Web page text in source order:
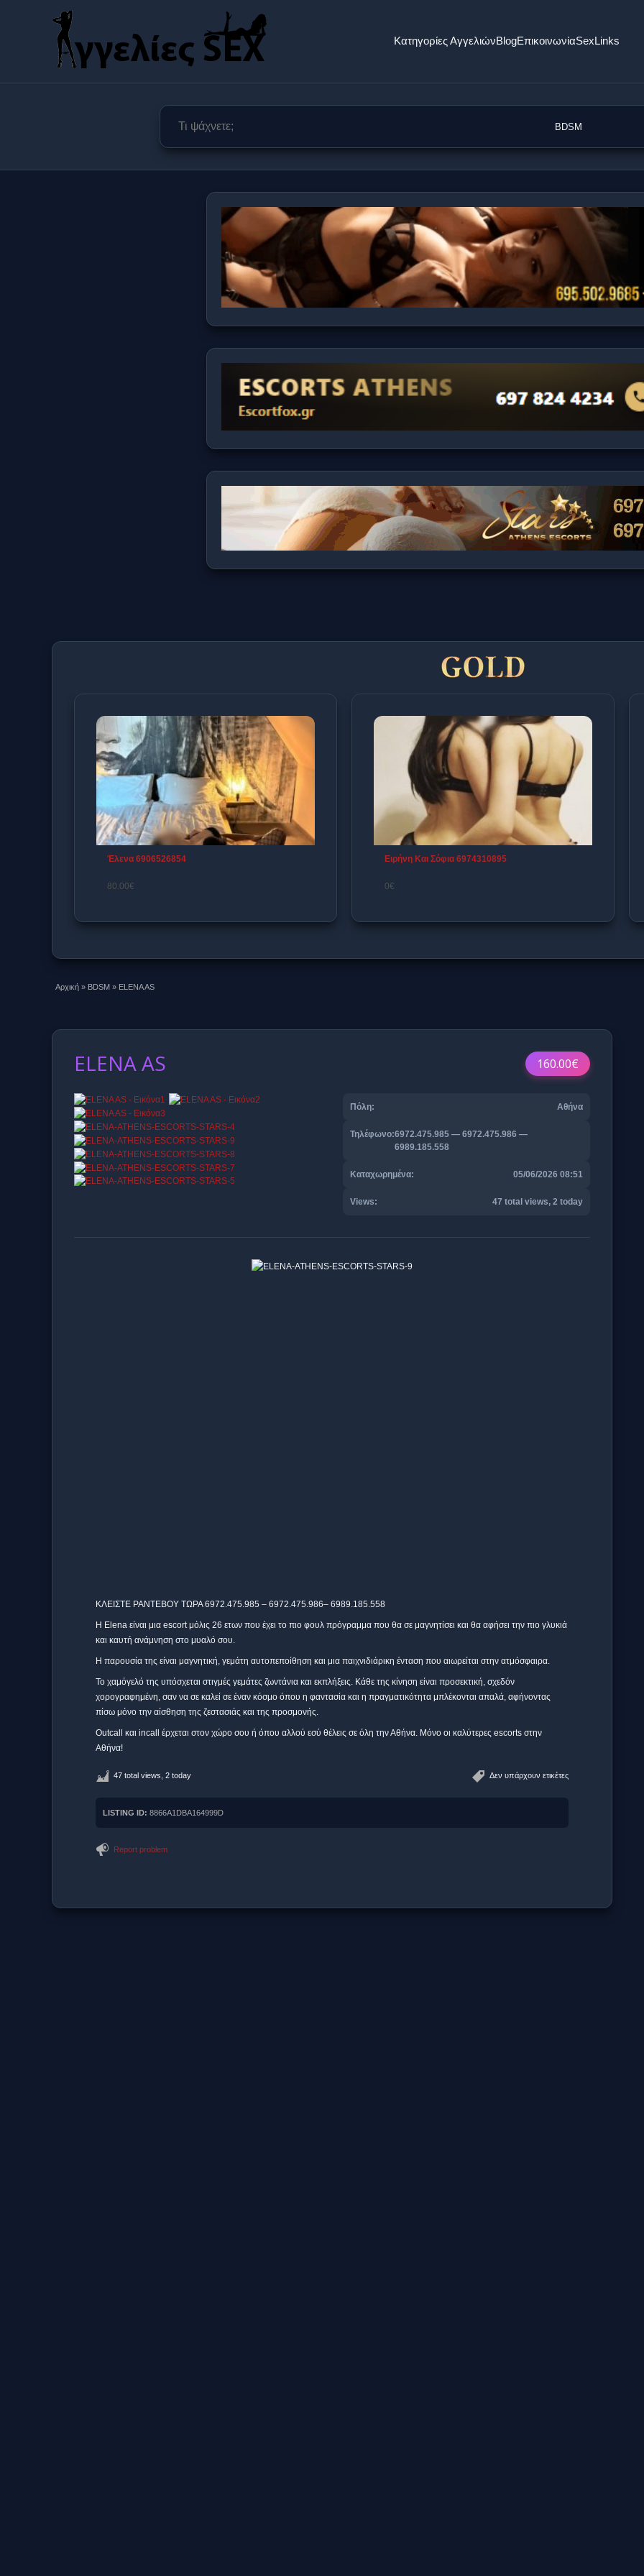
Κατηγορίες ΑγγελιώνBlogΕπικοινωνίαSexLinks
Ειρήνη Και Σόφια 6974310895
0€
ΕΛΕΝΗ 27χρονη γυναικάρα σε περ...
Αρχική » BDSM » ELENA AS
160.00€
ELENA AS
Πόλη: Αθήνα
Τηλέφωνο:6972.475.985 — 6972.475.986 —
6989.185.558
Καταχωρημένα: 05/06/2026 08:51
Views: 47 total views, 2 today
ΚΛΕΙΣΤΕ ΡΑΝΤΕΒΟΥ ΤΩΡΑ 6972.475.985 – 6972.475.986– 6989.185.558
Η Elena είναι μια escort μόλις 26 ετων που έχει το πιο φουλ πρόγραμμα που θα σε μαγνητίσει και θα αφήσει την πιο γλυκιά
και καυτή ανάμνηση στο μυαλό σου.
Η παρουσία της είναι μαγνητική, γεμάτη αυτοπεποίθηση και μια παιχνιδιάρικη ένταση που αιωρείται στην ατμόσφαιρα.
Το χαμόγελό της υπόσχεται στιγμές γεμάτες ζωντάνια και εκπλήξεις. Κάθε της κίνηση είναι προσεκτική, σχεδόν
χορογραφημένη, σαν να σε καλεί σε έναν κόσμο όπου η φαντασία και η πραγματικότητα μπλέκονται απαλά, αφήνοντας
πίσω μόνο την αίσθηση της ζεστασιάς και της προσμονής.
Outcall και incall έρχεται στον χώρο σου ή όπου αλλού εσύ θέλεις σε όλη την Αθήνα. Μόνο οι καλύτερες escorts στην
Αθήνα!
Δεν υπάρχουν ετικέτες
47 total views, 2 today
LISTING ID: 8866A1DBA164999D
Report problem